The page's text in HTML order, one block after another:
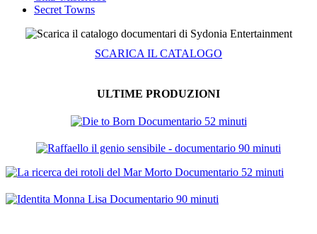
Secret Towns
SCARICA IL CATALOGO
ULTIME PRODUZIONI